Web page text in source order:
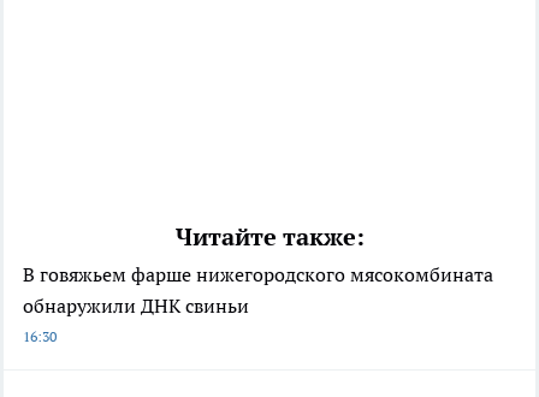
Читайте также:
В говяжьем фарше нижегородского мясокомбината
обнаружили ДНК свиньи
16:30